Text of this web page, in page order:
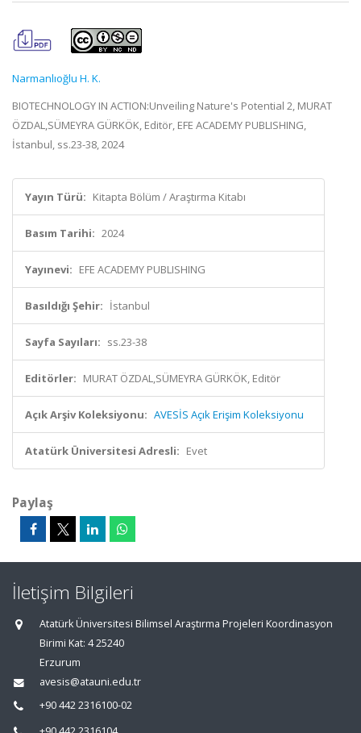
Narmanlıoğlu H. K.
BIOTECHNOLOGY IN ACTION:Unveiling Nature's Potential 2, MURAT
ÖZDAL,SÜMEYRA GÜRKÖK, Editör, EFE ACADEMY PUBLISHING,
İstanbul, ss.23-38, 2024
Yayın Türü: Kitapta Bölüm / Araştırma Kitabı
Basım Tarihi: 2024
Yayınevi: EFE ACADEMY PUBLISHING
Basıldığı Şehir: İstanbul
Sayfa Sayıları: ss.23-38
Editörler: MURAT ÖZDAL,SÜMEYRA GÜRKÖK, Editör
Açık Arşiv Koleksiyonu: AVESİS Açık Erişim Koleksiyonu
Atatürk Üniversitesi Adresli: Evet
Paylaş
İletişim Bilgileri
Atatürk Üniversitesi Bilimsel Araştırma Projeleri Koordinasyon
Birimi Kat: 4 25240
Erzurum
avesis@atauni.edu.tr
+90 442 2316100-02